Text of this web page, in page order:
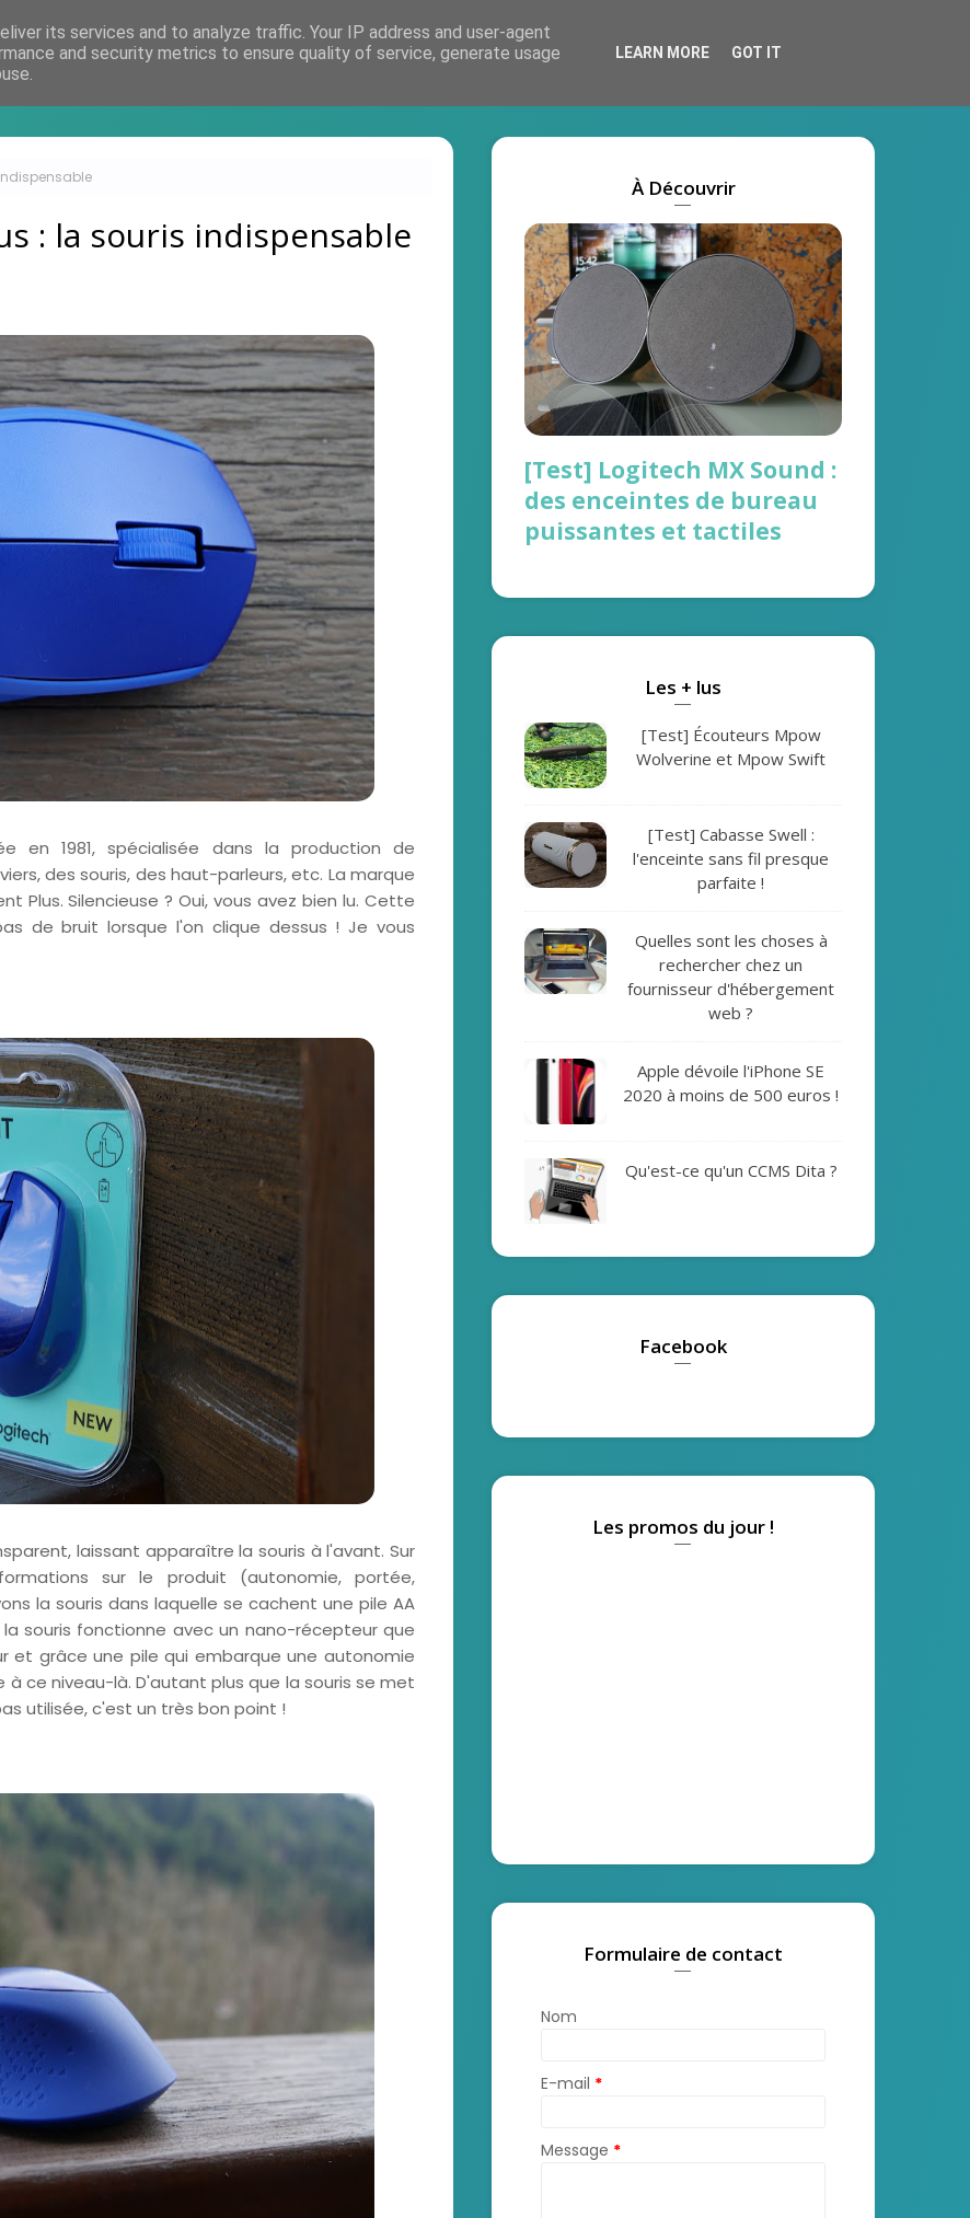
Accueil Actus Marques On recrute !
: la souris indispensable
en 1981, spécialisée dans la production de
des souris, des haut-parleurs, etc. La marque
Plus. Silencieuse ? Oui, vous avez bien lu. Cette
de bruit lorsque l'on clique dessus ! Je vous
laissant apparaître la souris à l'avant. Sur
sur le produit (autonomie, portée,
la souris dans laquelle se cachent une pile AA
souris fonctionne avec un nano-récepteur que
et grâce une pile qui embarque une autonomie
ce niveau-là. D'autant plus que la souris se met
utilisée, c'est un très bon point !
À Découvrir
[Test] Logitech MX Sound :
des enceintes de bureau
puissantes et tactiles
Les + lus
[Test] Écouteurs Mpow
Wolverine et Mpow Swift
[Test] Cabasse Swell :
l'enceinte sans fil presque
parfaite !
Quelles sont les choses à
rechercher chez un
fournisseur d'hébergement
web ?
Apple dévoile l'iPhone SE
2020 à moins de 500 euros !
Qu'est-ce qu'un CCMS Dita ?
Facebook
Les promos du jour !
Formulaire de contact
Nom
E-mail *
Message *
its services and to analyze traffic. Your IP address and user-agent
and security metrics to ensure quality of service, generate usage
LEARN MORE GOT IT